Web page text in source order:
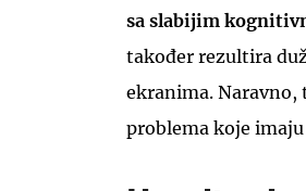
sa slabijim
također rezultira
ekranima.
problema koje